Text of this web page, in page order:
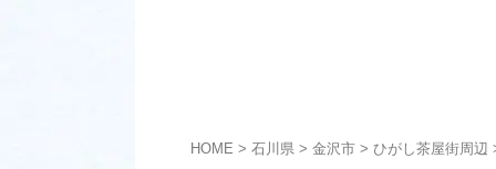
HOME > 石川県 > 金沢市 > ひがし茶屋街周辺